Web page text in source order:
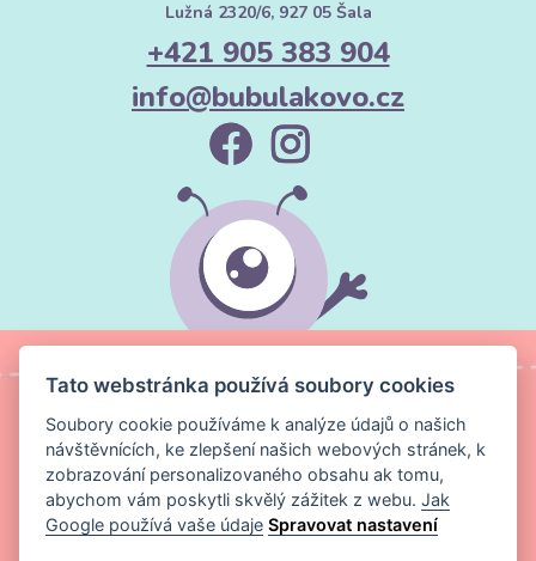
Lužná 2320/6, 927 05 Šala
+421 905 383 904
info@bubulakovo.cz
Tato webstránka používá soubory cookies
Soubory cookie používáme k analýze údajů o našich
návštěvnících, ke zlepšení našich webových stránek, k
zobrazování personalizovaného obsahu ak tomu,
abychom vám poskytli skvělý zážitek z webu.Jak
Google používá vaše údaje Spravovat nastavení